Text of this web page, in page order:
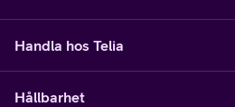
Handla hos Telia
Hållbarhet